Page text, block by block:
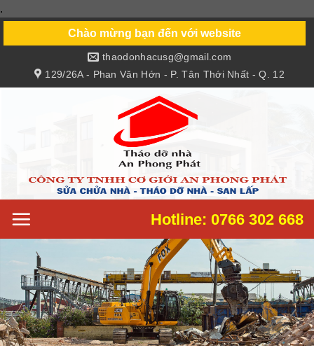
.
content
Chào mừng bạn đến với website
129/26A - Phan Văn Hớn - P. Tân Thới Nhất - Q. 12
thaodonhacusg@gmail.com
Hotline: 0766 302 668